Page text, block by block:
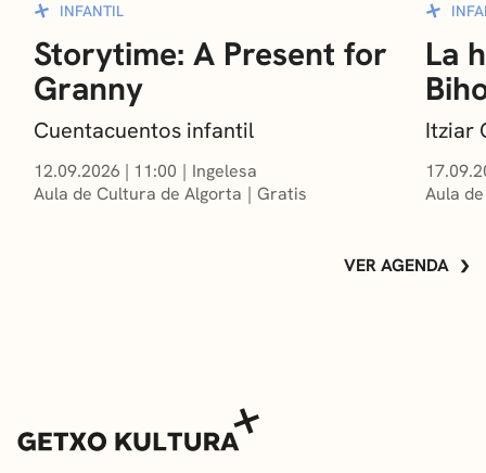
INFANTIL
Storytime: A Present for
Granny
Cuentacuentos infantil
12.09.2026 | 11:00
Ingelesa
Aula de Cultura de Algorta
Gratis
La
Itziar
Aula
VER AGENDA